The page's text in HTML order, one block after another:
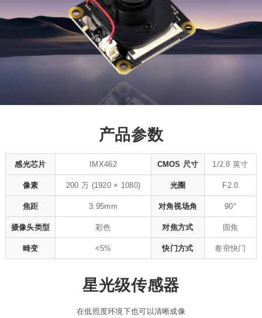
产品参数
感光芯片 IMX462 CMOS 尺寸 1/2.8 英寸
像素 200 万 (1920 × 1080) 光圈 F2.0
焦距 3.95mm 对角视场角 90°
摄像头类型 彩色 对焦方式 固焦
畸变 <5% 快门方式 卷帘快门
星光级传感器
在低照度环境下也可以清晰成像